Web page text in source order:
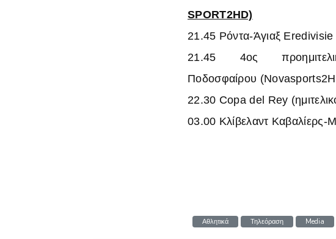
SPORT2HD)
21.45 Ρόντα-Άγιαξ Eredivisie
21.45 4ος
Ποδοσφαίρου
22.30 Copa del Rey
03.00 Κλίβελαντ Καβαλίερς-
Αθλητικά Τηλεόραση Media